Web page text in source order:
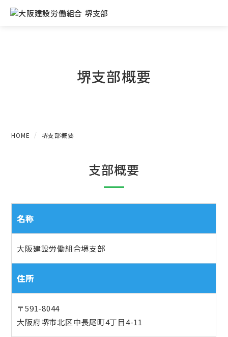
堺支部概要
HOME 堺支部概要
支部概要
名称
大阪建設労働組合堺支部
住所
〒591-8044
大阪府堺市北区中長尾町4丁目4-11